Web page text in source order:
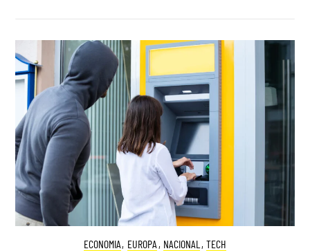
ECONOMIA, EUROPA , NACIONAL , TECH